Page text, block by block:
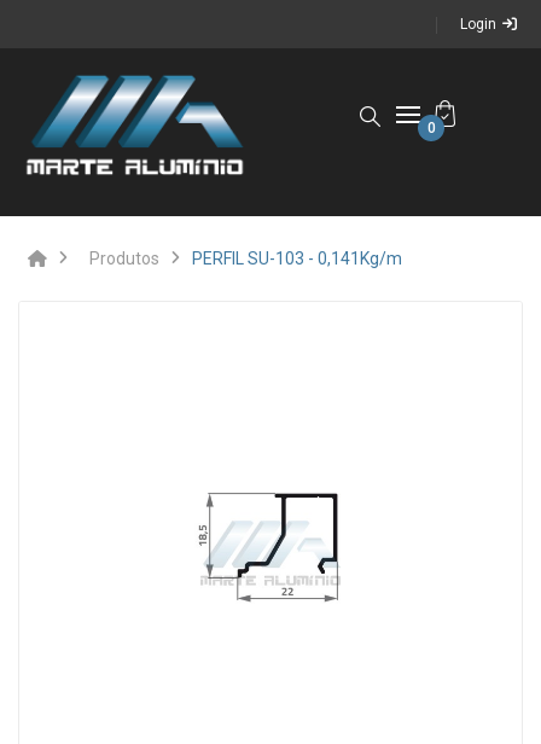
Login
0
Produtos PERFIL SU-103 - 0,141Kg/m